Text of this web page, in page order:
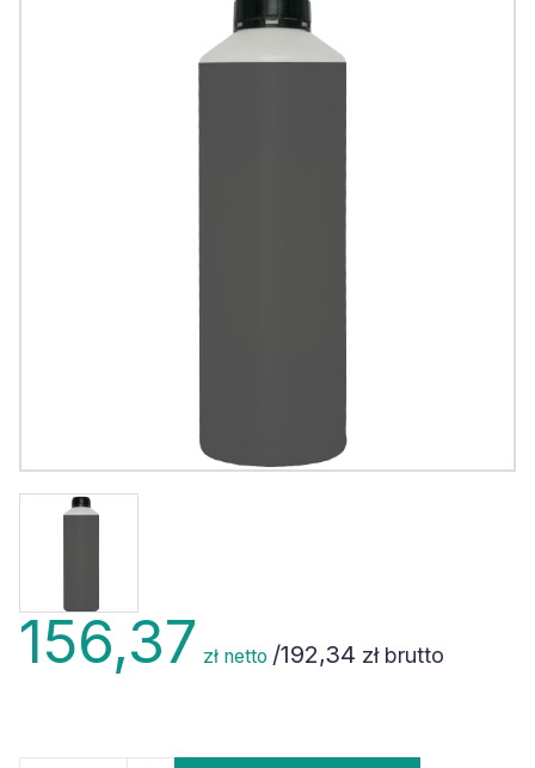
156,37 zł netto /192,34 zł brutto